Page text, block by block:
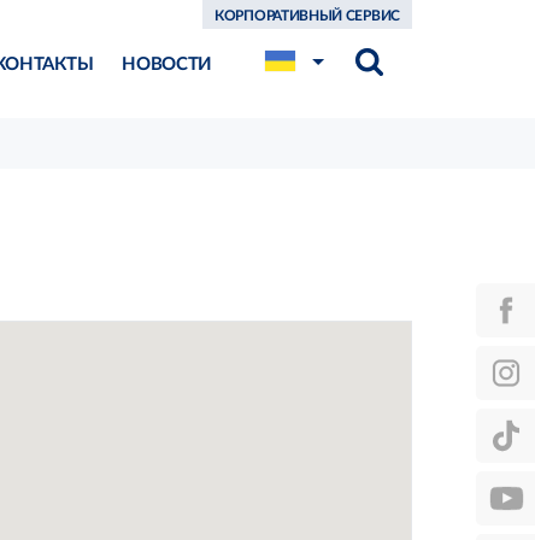
НОВОСТИ
КОРПОРАТИВНЫЙ СЕРВИС